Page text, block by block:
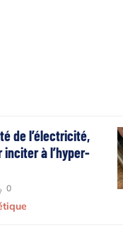
de l’électricité,
à l’hyper-
0